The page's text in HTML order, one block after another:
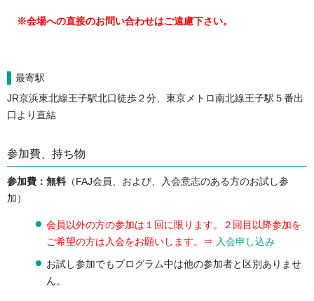
※会場への直接のお問い合わせはご遠慮下さい。
最寄駅
JR京浜東北線王子駅北口徒歩２分、東京メトロ南北線王子駅５番出
口より直結
参加費、持ち物
参加費：無料（FAJ会員、および、入会意志のある方のお試し参
加）
会員以外の方の参加は１回に限ります。２回目以降参加を
ご希望の方は入会をお願いします。⇒ 入会申し込み
お試し参加でもプログラム中は他の参加者と区別ありませ
ん。